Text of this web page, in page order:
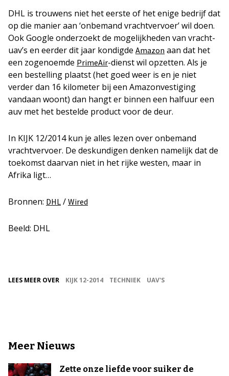
DHL is trouwens niet het eerste of het enige bedrijf dat
op die manier aan ‘onbemand vrachtvervoer’ wil doen.
Ook Google onderzoekt de mogelijkheden van vracht-
uav’s en eerder dit jaar kondigde Amazon aan dat het
een zogenoemde PrimeAir-dienst wil opzetten. Als je
een bestelling plaatst (het goed weer is en je niet
verder dan 16 kilometer bij een Amazonvestiging
vandaan woont) dan hangt er binnen een halfuur een
auv met het bestelde product voor de deur.
In KIJK 12/2014 kun je alles lezen over onbemand
vrachtvervoer. De deskundigen denken namelijk dat de
toekomst daarvan niet in het rijke westen, maar in
Afrika ligt…
Bronnen: DHL / Wired
Beeld: DHL
LEES MEER OVER KIJK 12-2014 TECHNIEK UAV'S
Meer Nieuws
Zette onze liefde voor suiker de